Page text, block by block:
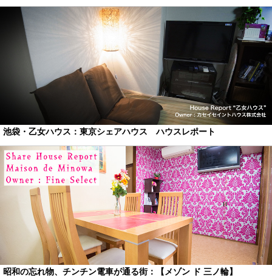
池袋・乙女ハウス：東京シェアハウス ハウスレポート
昭和の忘れ物、チンチン電車が通る街：【メゾン ド 三ノ輪】